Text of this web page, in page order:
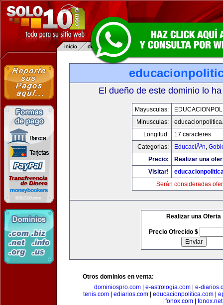
El dueño de este dominio lo
Mayusculas:
Minusculas:
Longitud:
17 caracteres
Categorias:
EducaciÃ³n,
Precio:
Realizar una
Visitar!
Serán consideradas
Realizar una Oferta
Precio Ofrecido $
Otros dominios en venta:
dominiospro.com
e-astrologia.com
e-
tenis.com
ediarios.com educacionpolitica.com
fonox.com| fonox.net